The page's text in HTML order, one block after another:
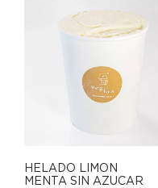
HELADO LIMON
MENTA SIN AZUCAR